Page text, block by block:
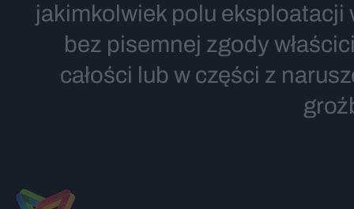
jakimkolwiek polu eksploatacji
bez pisemnej zgody
całości lub w części z